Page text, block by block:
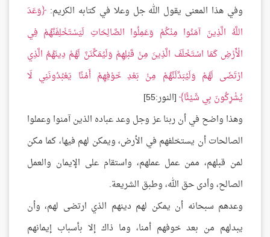
وفي هذا المعنى يقول الله جل وعلا في كتابه الكريم: وَعَدَ
اللَّهُ الَّذِينَ آمَنُوا مِنْكُمْ وَعَمِلُوا الصَّالِحَاتِ لَيَسْتَخْلِفَنَّهُمْ فِي
الْأَرْضِ كَمَا اسْتَخْلَفَ الَّذِينَ مِنْ قَبْلِهِمْ وَلَيُمَكِّنَنَّ لَهُمْ دِينَهُمُ الَّذِي
ارْتَضَى لَهُمْ وَلَيُبَدِّلَنَّهُمْ مِنْ بَعْدِ خَوْفِهِمْ أَمْنًا يَعْبُدُونَنِي لَا
يُشْرِكُونَ بِي شَيْئًا [النور:55]
وهذا واضح في أن ربنا عز وجل وعد عباده الذين آمنوا وعملوا
الصالحات أن يستخلفهم في الأرض، ويمكن لهم فيها، كما مكن
لمن قبلهم، ممن عمل عملهم، واستقام على الإيمان والعمل
الصالح، وأدى حق الله، وطبق الشريعة.
وعدهم سبحانه أن يمكن لهم دينهم الذي ارتضى لهم، وأن
يبدلهم من بعد خوفهم أمنا، وما ذاك إلا بأسباب إيمانهم